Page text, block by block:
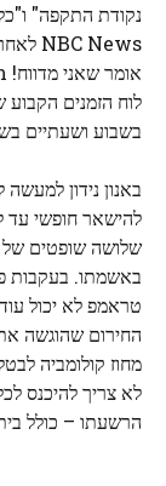
נקודת התקפה"
בשבוע ושעתיים
להישאר חופשי
שלושה שופטים
באשמתו. בעקבות
טראמפ לא יכול
החירום שהוגשה
מחוז קולומביה
לא צריך להיכנס
הרשעתו – כולל